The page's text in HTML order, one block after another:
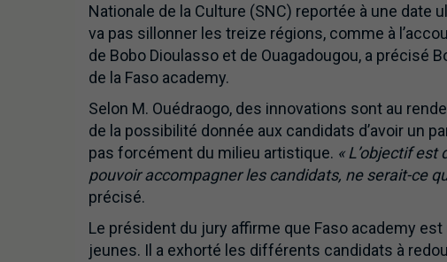
Nationale de la Culture (SNC) reportée à une date
va pas sillonner les treize régions, comme à
de Bobo Dioulasso et de Ouagadougou, a précisé
de la Faso academy.
Selon M. Ouédraogo, des innovations sont au
de la possibilité donnée aux candidats d’avoir un
pas forcément du milieu artistique. « L’objectif
pouvoir accompagner les candidats, ne serait-ce
précisé.
Le président du jury affirme que Faso academy
jeunes. Il a exhorté les différents candidats à